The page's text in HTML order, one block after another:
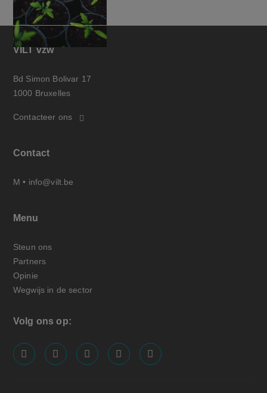
VILT vzw
Bd Simon Bolivar 17
1000 Bruxelles
Contacteer ons
Contact
M • info@vilt.be
Menu
Steun ons
Partners
Opinie
Wegwijs in de sector
Volg ons op:
screenreader.visit us on our facebook page: https://
screenreader.visit us on our linkedin page:
screenreader.visit us on our
screenreader.visit us on our x
screenreader.visit us on